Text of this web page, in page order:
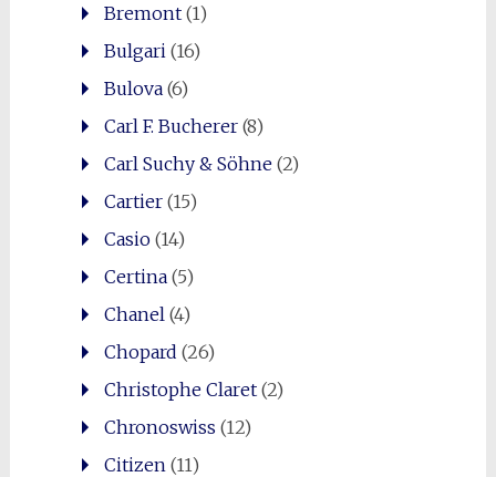
Bremont(1)
Bulgari (16)
Bulova(6)
Carl F. Bucherer(8)
Carl Suchy & Söhne(2)
Cartier(15)
Casio(14)
Certina(5)
Chanel (4)
Chopard (26)
Christophe Claret(2)
Chronoswiss (12)
Citizen (11)